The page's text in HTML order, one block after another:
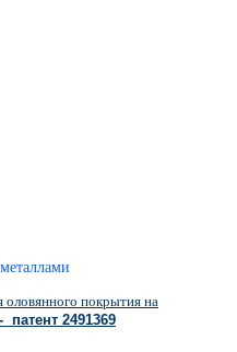
оловянного покрытия на
- патент 2491369